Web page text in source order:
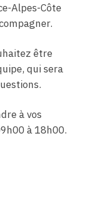
Alpes-Côte
être
qui sera
à vos
à 18h00.